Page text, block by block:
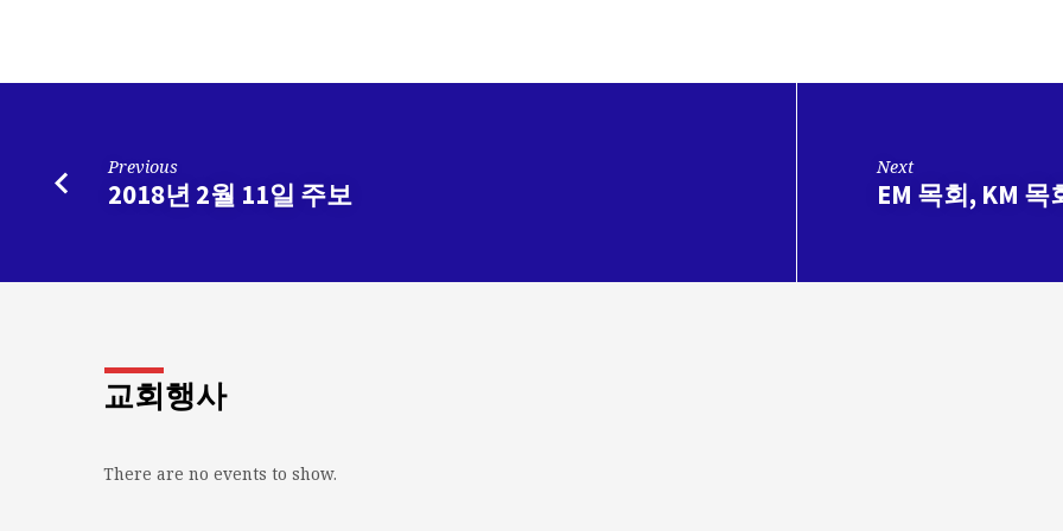
Previous
2018년 2월 11일 주보
Next
EM 목회, KM 목
교회행사
There are no events to show.